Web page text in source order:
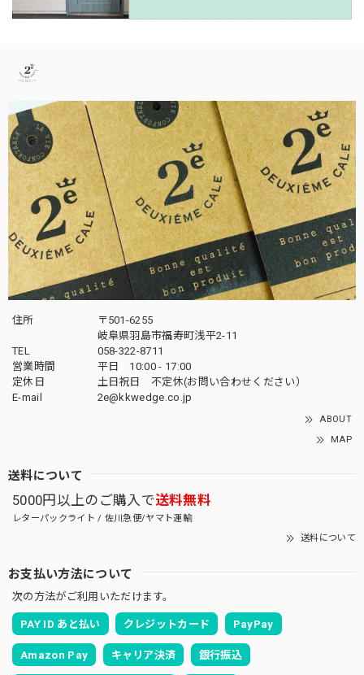
住所
〒501-6255
岐阜県羽島市福寿町浅平2-11
TEL
058-322-8711
営業時間
平日 10:00 - 17:00
定休日
土日祝日 不定休(お問い合わせください）
E-mail
2e@kkwedge.co.jp
ABOUT
MAP
送料について
5000円以上のご購入で送料無料
レターパックライト / 佐川急便/ヤマト運輸
送料について
お支払い方法について
次の方法がご利用いただけます。
PAY ID あと払い クレジットカード PayPay
Amazon Pay キャリア決済 銀行振込